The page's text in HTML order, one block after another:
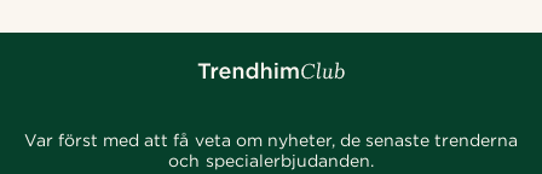
Var först med att få veta om nyheter, de senaste trenderna
och specialerbjudanden.